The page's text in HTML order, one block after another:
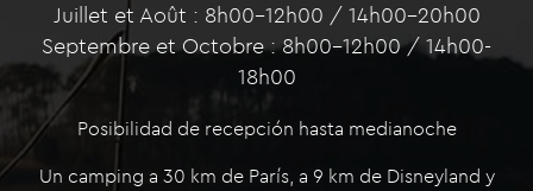
Juillet et Août : 8h00-12h00 / 14h00-20h00
Septembre et Octobre : 8h00-12h00 / 14h00-
18h00
Posibilidad de recepción hasta medianoche
Un camping a 30 km de París, a 9 km de Disneyland y